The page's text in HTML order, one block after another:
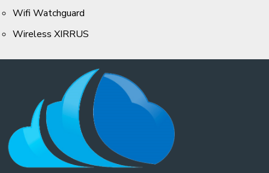
Wifi Watchguard
Wireless XIRRUS